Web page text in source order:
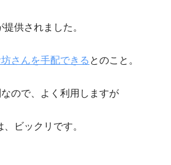
供されました。
さんを手配できる とのこと。
ので、よく利用しますが
ビックリです。